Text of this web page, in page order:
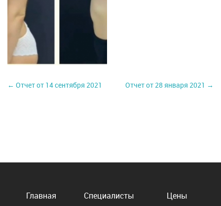
← Отчет от 14 сентября 2021 Отчет от 28 января 2021 →
Главная Специалисты
Цены